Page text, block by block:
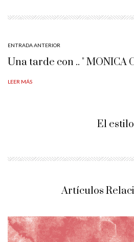
ENTRADA ANTERIOR
Una tarde con .. " MONICA
LEER MÁS
El estilo
Artículos